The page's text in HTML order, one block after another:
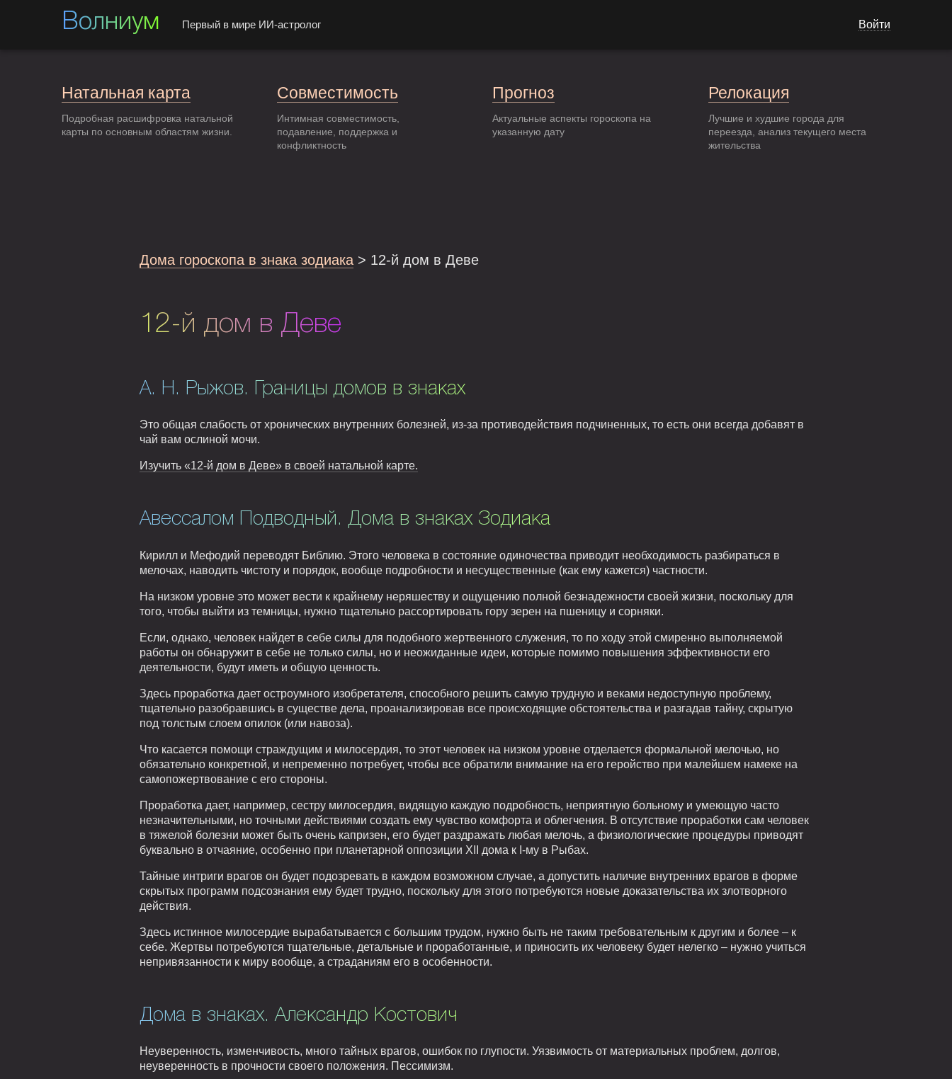
Волниум Первый в мире ИИ-астролог Войти
Натальная карта
Подробная расшифровка натальной
карты по основным областям жизни.
Совместимость
Интимная совместимость,
подавление, поддержка и
конфликтность
Прогноз
Актуальные аспекты гороскопа на
указанную дату
Релокация
Лучшие и худшие города для
переезда, анализ текущего места
жительства
Дома гороскопа в знака зодиака > 12-й дом в Деве
12-й дом в Деве
А. Н. Рыжов. Границы домов в знаках
Это общая слабость от хронических внутренних болезней, из-за противодействия подчиненных, то есть они всегда добавят в
чай вам ослиной мочи.
Изучить «12-й дом в Деве» в своей натальной карте.
Авессалом Подводный. Дома в знаках Зодиака
Кирилл и Мефодий переводят Библию. Этого человека в состояние одиночества приводит необходимость разбираться в
мелочах, наводить чистоту и порядок, вообще подробности и несущественные (как ему кажется) частности.
На низком уровне это может вести к крайнему неряшеству и ощущению полной безнадежности своей жизни, поскольку для
того, чтобы выйти из темницы, нужно тщательно рассортировать гору зерен на пшеницу и сорняки.
Если, однако, человек найдет в себе силы для подобного жертвенного служения, то по ходу этой смиренно выполняемой
работы он обнаружит в себе не только силы, но и неожиданные идеи, которые помимо повышения эффективности его
деятельности, будут иметь и общую ценность.
Здесь проработка дает остроумного изобретателя, способного решить самую трудную и веками недоступную проблему,
тщательно разобравшись в существе дела, проанализировав все происходящие обстоятельства и разгадав тайну, скрытую
под толстым слоем опилок (или навоза).
Что касается помощи страждущим и милосердия, то этот человек на низком уровне отделается формальной мелочью, но
обязательно конкретной, и непременно потребует, чтобы все обратили внимание на его геройство при малейшем намеке на
самопожертвование с его стороны.
Проработка дает, например, сестру милосердия, видящую каждую подробность, неприятную больному и умеющую часто
незначительными, но точными действиями создать ему чувство комфорта и облегчения. В отсутствие проработки сам человек
в тяжелой болезни может быть очень капризен, его будет раздражать любая мелочь, а физиологические процедуры приводят
буквально в отчаяние, особенно при планетарной оппозиции XII дома к I-му в Рыбах.
Тайные интриги врагов он будет подозревать в каждом возможном случае, а допустить наличие внутренних врагов в форме
скрытых программ подсознания ему будет трудно, поскольку для этого потребуются новые доказательства их злотворного
действия.
Здесь истинное милосердие вырабатывается с большим трудом, нужно быть не таким требовательным к другим и более – к
себе. Жертвы потребуются тщательные, детальные и проработанные, и приносить их человеку будет нелегко – нужно учиться
непривязанности к миру вообще, а страданиям его в особенности.
Дома в знаках. Александр Костович
Неуверенность, изменчивость, много тайных врагов, ошибок по глупости. Уязвимость от материальных проблем, долгов,
неуверенность в прочности своего положения. Пессимизм.